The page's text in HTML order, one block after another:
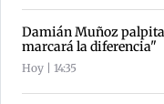
Damián Muñoz
marcará la diferencia"
Hoy | 14:35